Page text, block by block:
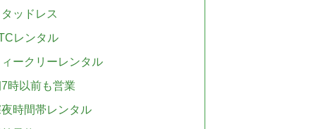
ッドレス
レンタル
ークリーレンタル
時以前も営業
時間帯レンタル